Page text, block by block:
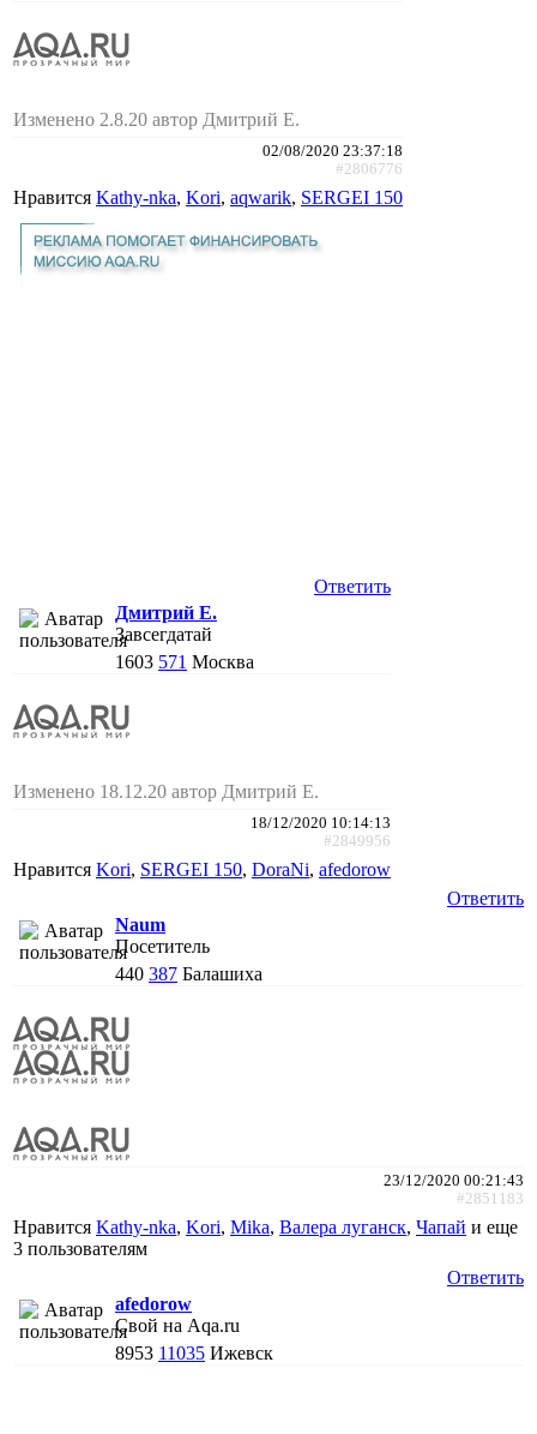
Изменено 2.8.20 автор Дмитрий Е.
02/08/2020 23:37:18
#2806776
Нравится Kathy-nka, Kori, aqwarik, SERGEI 150
Ответить
Дмитрий Е.
Завсегдатай
1603 571 Москва
Изменено 18.12.20 автор Дмитрий Е.
18/12/2020 10:14:13
#2849956
Нравится Kori, SERGEI 150, DoraNi, afedorow
Ответить
Naum
Посетитель
440 387 Балашиха
23/12/2020 00:21:43
#2851183
Нравится Kathy-nka, Kori, Mika, Валера луганск, Чапай и еще
3 пользователям
Ответить
afedorow
Свой на Aqa.ru
8953 11035 Ижевск